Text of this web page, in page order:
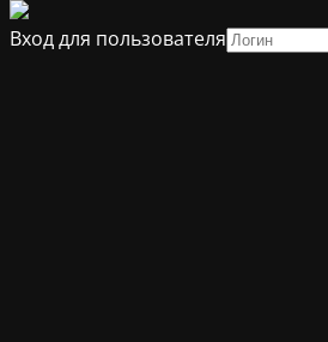
Вход для пользователя